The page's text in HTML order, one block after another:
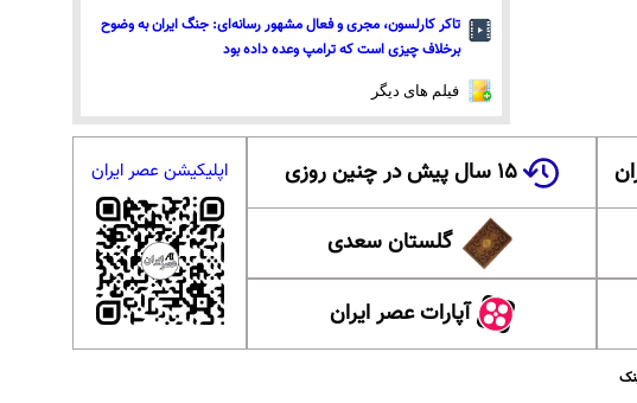
تاکر کارلسون، مجری و فعال مشهور رسانه‌ای: جنگ ایران به وضوح
برخلاف چیزی است که ترامپ وعده داده بود
فیلم های دیگر
۱۵ سال پیش در چنین روزی
گلستان سعدی
آپارات عصر ایران
اپلیکیشن عصر ایران